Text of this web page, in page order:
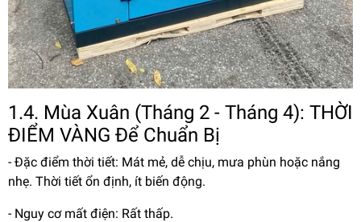
1.4. Mùa Xuân (Tháng 2 - Tháng 4): THỜI
ĐIỂM VÀNG Để Chuẩn Bị
- Đặc điểm thời tiết: Mát mẻ, dễ chịu, mưa phùn hoặc nắng
nhẹ. Thời tiết ổn định, ít biến động.
- Nguy cơ mất điện: Rất thấp.